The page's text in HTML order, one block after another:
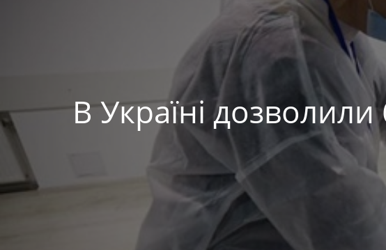
В Україні дозволили